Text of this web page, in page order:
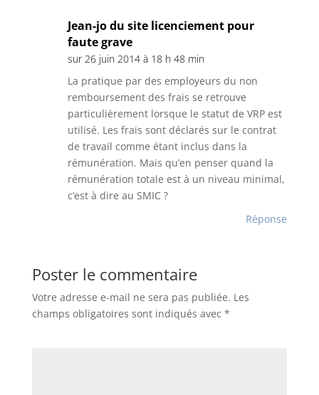
Jean-jo du site licenciement pour
faute grave
sur 26 juin 2014 à 18 h 48 min
La pratique par des employeurs du non
remboursement des frais se retrouve
particulièrement lorsque le statut de VRP est
utilisé. Les frais sont déclarés sur le contrat
de travail comme étant inclus dans la
rémunération. Mais qu’en penser quand la
rémunération totale est à un niveau minimal,
c’est à dire au SMIC ?
Réponse
Poster le commentaire
Votre adresse e-mail ne sera pas publiée. Les
champs obligatoires sont indiqués avec *